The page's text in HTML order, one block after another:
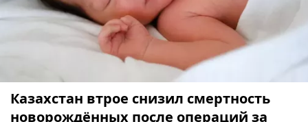
Казахстан втрое снизил смертность
новорождённых после операций за